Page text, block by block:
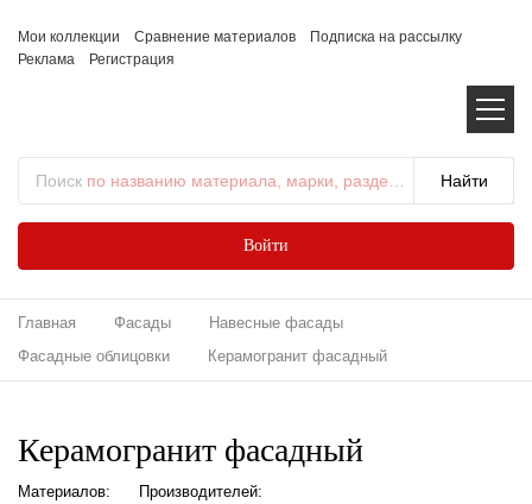
Мои коллекции Сравнение материалов
Подписка на рассылку
Реклама
Регистрация
Поиск по названию материала, марки, раздела...
Войти
Главная Фасады
Навесные фасады
Фасадные облицовки
Керамогранит фасадный
Керамогранит фасадный
Материалов: Производителей: